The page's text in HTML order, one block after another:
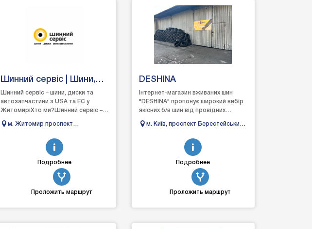
Шинний сервіс | Шини,
диски, запчастини
Житомир
Шинний сервіс – шини, диски та
автозапчастини з USA та EC у
ЖитомиріХто ми?Шинний сервіс –
кожен автовласник зна...
м. Житомир проспект
Подробнее
Проложить маршрут
DESHINA
Інтернет-магазин вживаних шин
"DESHINA" пропонує широкий вибір
якісних б/в шин від провідних
забезпечуємо ...
м. Київ, проспект Берестейський,
Подробнее
Проложить маршрут